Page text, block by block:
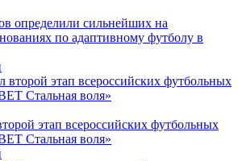
определили сильнейших на
по адаптивному футболу в
этап всероссийских футбольных
Стальная воля»